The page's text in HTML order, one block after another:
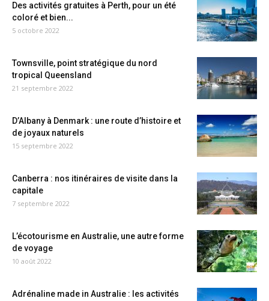
Des activités gratuites à Perth, pour un été
coloré et bien...
5 octobre 2022
Townsville, point stratégique du nord
tropical Queensland
21 septembre 2022
D’Albany à Denmark : une route d’histoire et
de joyaux naturels
15 septembre 2022
Canberra : nos itinéraires de visite dans la
capitale
7 septembre 2022
L’écotourisme en Australie, une autre forme
de voyage
10 août 2022
Adrénaline made in Australie : les activités